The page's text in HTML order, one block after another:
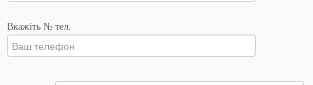
Вкажіть № тел.